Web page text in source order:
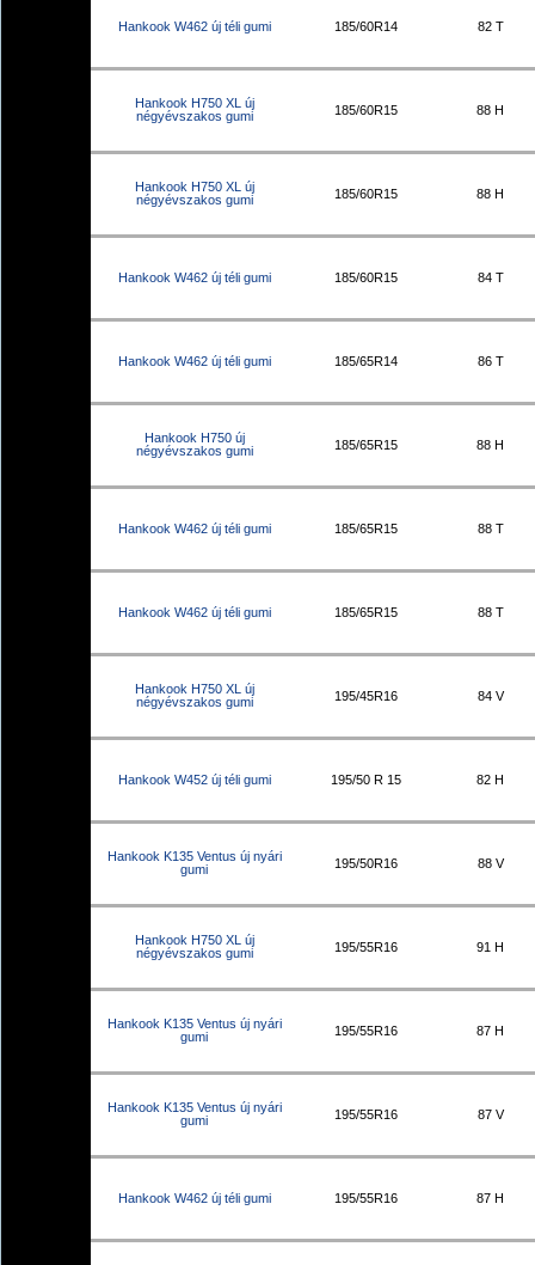
Hankook W462 új téli gumi 185/60R14 82 T
Hankook H750 XL új
négyévszakos gumi
185/60R15 88 H
Hankook H750 XL új
négyévszakos gumi
185/60R15 88 H
Hankook W462 új téli gumi 185/60R15 84 T
Hankook W462 új téli gumi 185/65R14 86 T
Hankook H750 új
négyévszakos gumi
185/65R15 88 H
Hankook W462 új téli gumi 185/65R15 88 T
Hankook W462 új téli gumi 185/65R15 88 T
Hankook H750 XL új
négyévszakos gumi
195/45R16 84 V
Hankook W452 új téli gumi 195/50 R 15 82 H
Hankook K135 Ventus új nyári
gumi
195/50R16 88 V
Hankook H750 XL új
négyévszakos gumi
195/55R16 91 H
Hankook K135 Ventus új nyári
gumi
195/55R16 87 H
Hankook K135 Ventus új nyári
gumi
195/55R16 87 V
Hankook W462 új téli gumi 195/55R16 87 H